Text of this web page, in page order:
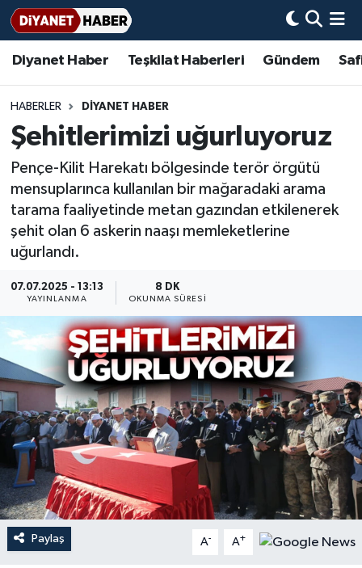
Diyanet Haber Teşkilat Haberleri Gündem
HABERLER DİYANET HABER
Şehitlerimizi uğurluyoruz
Pençe-Kilit Harekatı bölgesinde terör örgütü
mensuplarınca kullanılan bir mağaradaki arama
tarama faaliyetinde metan gazından etkilenerek
şehit olan 6 askerin naaşı memleketlerine
uğurlandı.
07.07.2025 - 13:13
YAYINLANMA
8 DK
OKUNMA SÜRESI
Paylaş A- A+
Diyanet Haber
Teşkilat Haberleri
Adana Müftülüğü
Adıyaman Müftülüğü
Afyonkarahisar Müftülüğü
Ağrı Müftülüğü
Aksaray Müftülüğü
Ankara Müftülüğü
Antalya Müftülüğü
Ardahan Müftülüğü
Artvin Müftülüğü
Aydın Müftülüğü
Balıkesir Müftülüğü
Bartın Müftülüğü
Gündem
#Keşfet
Bir Ayet
Bir Hikaye
Biyografiler
Dini kavramlar
Diyanet Bilgi
Hadislerle İslam
Kudüs
Kurban
Mukabele
Peygamberimizin Hayatı
Ramazan
Basında Bugün
Diyanet Dergi
Aile Dergisi
Aylık Dergi
TDV
Hutbeler
DİYANET AKADEMİ
DİYANET GENÇLİK
DİYANET RADYO/TV
DEPREM
İmam Hatip Okulları
Başmakale
Hadis-i Şerifler
Hayat Okumaları
Nöbetçi Eczaneler
Hava Durumu
Ankara Namaz Vakitleri
Trafik Durumu
Süper Lig Puan Durumu ve Fikstür
Son Dakika Haberleri
Haber Arşivi